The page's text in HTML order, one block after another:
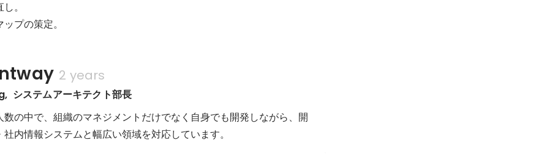
。
プの策定。
2 years
システムアーキテクト部長
数の中で、組織のマネジメントだけでなく自身でも開発しながら、開
内情報システムと幅広い領域を対応しています。